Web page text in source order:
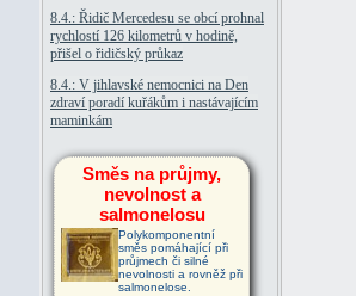
8.4.: Řidič Mercedesu se obcí prohnal
rychlostí 126 kilometrů v hodině,
přišel o řidičský průkaz
8.4.: V jihlavské nemocnici na Den
zdraví poradí kuřákům i nastávajícím
maminkám
Směs na průjmy,
nevolnost a
salmonelosu
Polykomponentní
směs pomáhající při
průjmech či silné
nevolnosti a rovněž při
salmonelose.